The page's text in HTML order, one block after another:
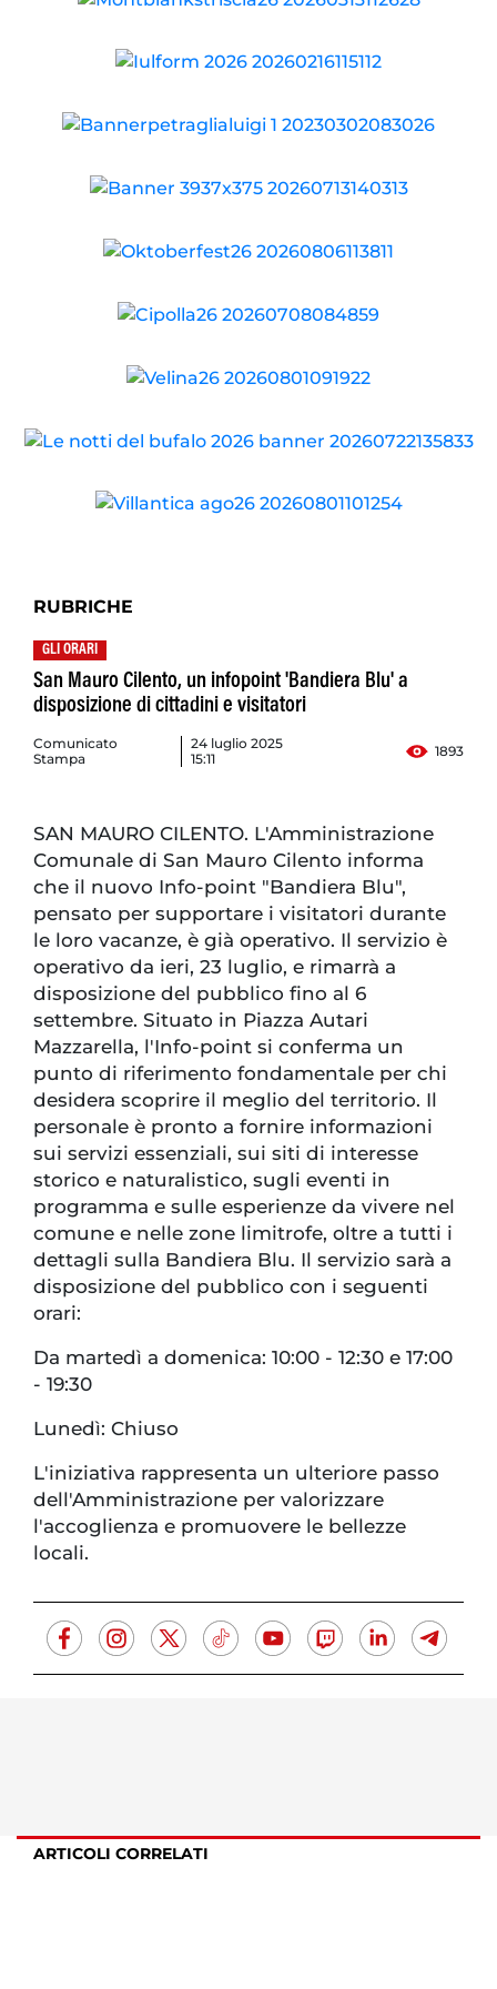
RUBRICHE
GLI ORARI
San Mauro Cilento, un infopoint 'Bandiera Blu' a
disposizione di cittadini e visitatori
Comunicato
Stampa
24 luglio 2025
15:11
1893
SAN MAURO CILENTO. L'Amministrazione
Comunale di San Mauro Cilento informa
che il nuovo Info-point "Bandiera Blu",
pensato per supportare i visitatori durante
le loro vacanze, è già operativo. Il servizio è
operativo da ieri, 23 luglio, e rimarrà a
disposizione del pubblico fino al 6
settembre. Situato in Piazza Autari
Mazzarella, l'Info-point si conferma un
punto di riferimento fondamentale per chi
desidera scoprire il meglio del territorio. Il
personale è pronto a fornire informazioni
sui servizi essenziali, sui siti di interesse
storico e naturalistico, sugli eventi in
programma e sulle esperienze da vivere nel
comune e nelle zone limitrofe, oltre a tutti i
dettagli sulla Bandiera Blu. Il servizio sarà a
disposizione del pubblico con i seguenti
orari:
Da martedì a domenica: 10:00 - 12:30 e 17:00
- 19:30
Lunedì: Chiuso
L'iniziativa rappresenta un ulteriore passo
dell'Amministrazione per valorizzare
l'accoglienza e promuovere le bellezze
locali.
ARTICOLI CORRELATI